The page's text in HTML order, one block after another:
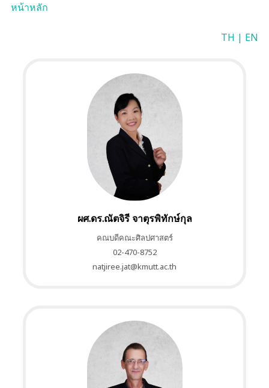
หน้าหลัก
TH | EN
ผศ.ดร.ณัตจิรี จาตุรพิทักษ์กุล
คณบดีคณะศิลปศาสตร์
02-470-8752
natjiree.jat@kmutt.ac.th